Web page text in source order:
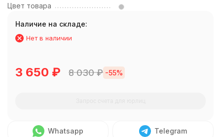
Цвет товара
Наличие на складе:
Нет в наличии
3 650 ₽ 8 030₽ -55%
Whatsapp Telegram